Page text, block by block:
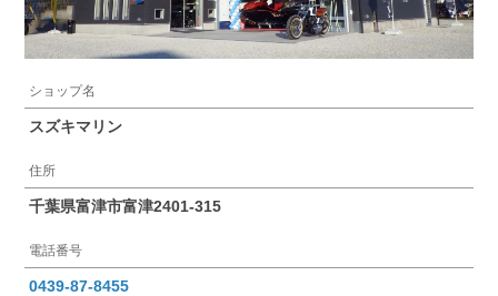
ショップ名
スズキマリン
住所
千葉県富津市富津2401-315
電話番号
0439-87-8455